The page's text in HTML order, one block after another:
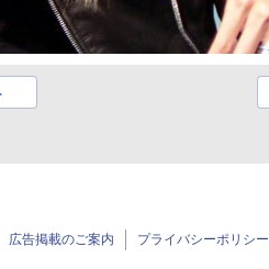
広告掲載のご案内 プライバシーポリシー